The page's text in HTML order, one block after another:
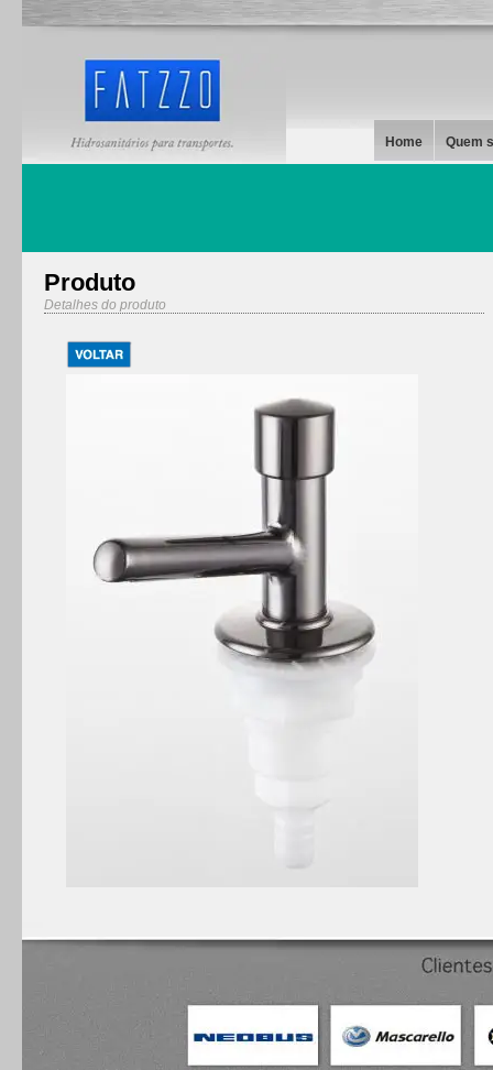
Home Quem
Produto
Detalhes do produto